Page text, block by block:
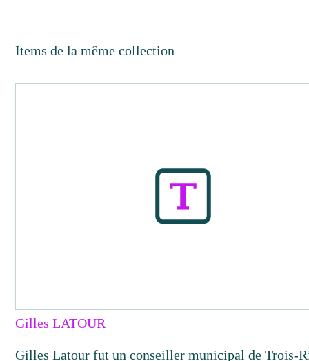
Items de la même collection
Gilles LATOUR
Gilles Latour fut un conseiller municipal de Trois-